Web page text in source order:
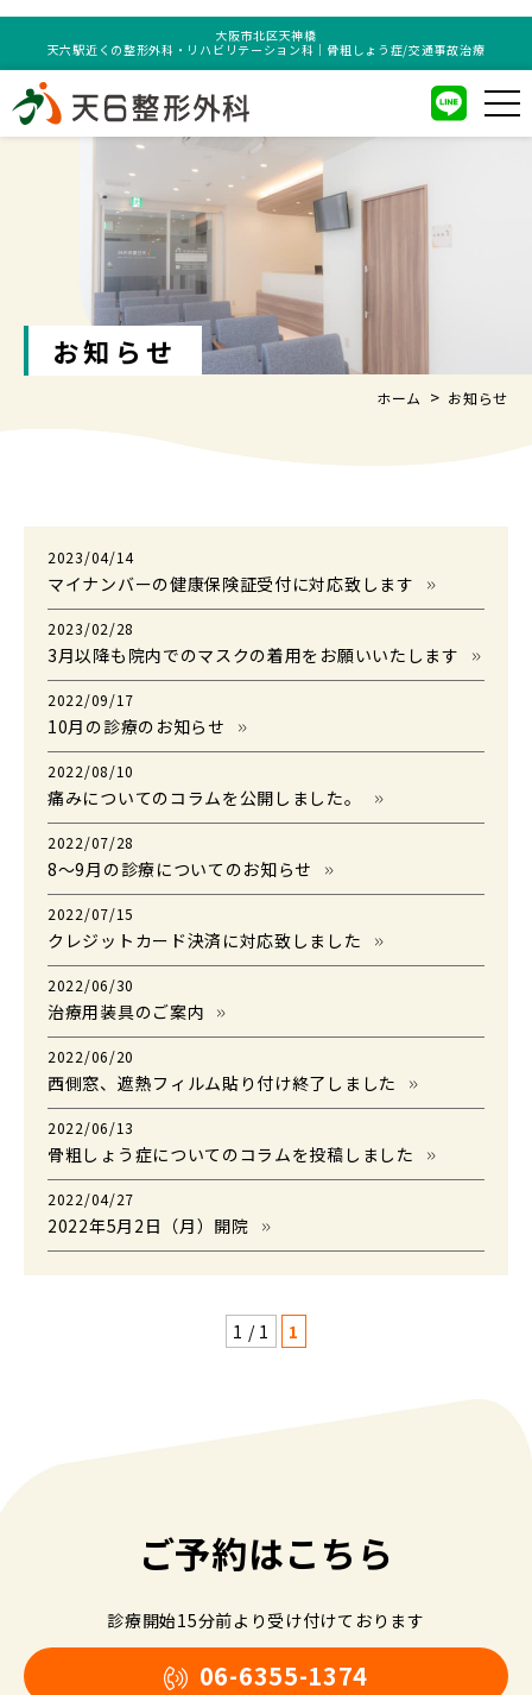
大阪市北区天神橋
天六駅近くの整形外科・リハビリテーション科｜骨粗しょう症/交通事故治療
ホーム お知らせ
お知らせ
2023/04/14
マイナンバーの健康保険証受付に対応致します
2023/02/28
3月以降も院内でのマスクの着用をお願いいたします
2022/09/17
10月の診療のお知らせ
2022/08/10
痛みについてのコラムを公開しました。
2022/07/28
8〜9月の診療についてのお知らせ
2022/07/15
クレジットカード決済に対応致しました
2022/06/30
治療用装具のご案内
2022/06/20
西側窓、遮熱フィルム貼り付け終了しました
2022/06/13
骨粗しょう症についてのコラムを投稿しました
2022/04/27
2022年5月2日（月）開院
1 / 1 1
ご予約はこちら
診療開始15分前より受け付けております
06-6355-1374